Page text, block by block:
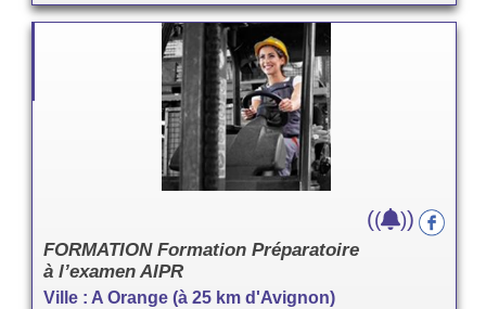
FORMATION Formation Préparatoire
à l’examen AIPR
Ville : A Orange (à 25 km d'Avignon)
(( ))